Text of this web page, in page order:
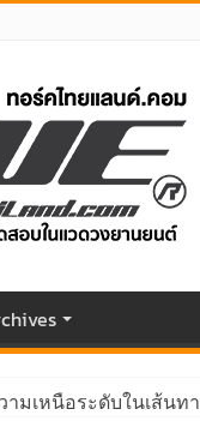
มเหนือระดับในเส้นท